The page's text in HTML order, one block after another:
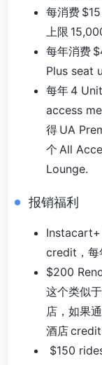
每消费
上限
每年消费
Plus seat
每年 4
access
得 UA
个 All
Lounge.
报销福利
Instacart+
credit，每
$200
这个类似
店，如果
酒店 credit
$150